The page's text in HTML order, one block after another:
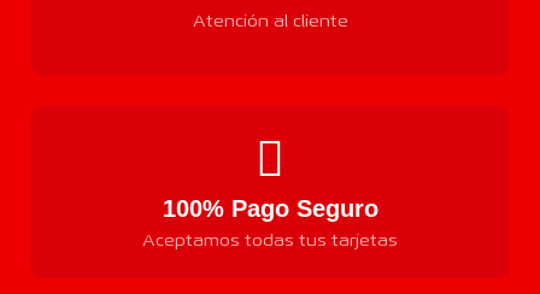
Atención al cliente
100% Pago Seguro
Aceptamos todas tus tarjetas